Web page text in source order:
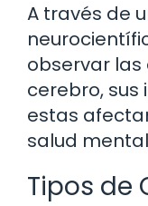
A través de
observar
cerebro, sus
estas
salud
Tipos de